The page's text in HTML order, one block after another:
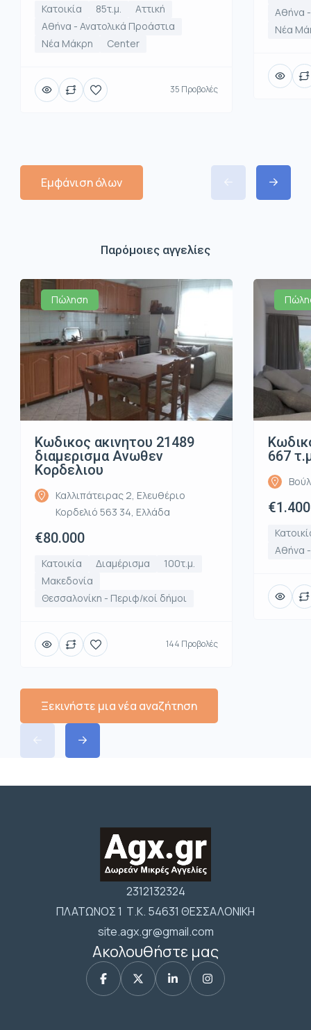
Κατοικία 85τ.μ.
Αττική
Αθήνα - Ανατολικά Προάστια
Νέα Μάκρη
Center
35 Προβολές
Αθήνα
Νέα
Εμφάνιση όλων
Παρόμοιες αγγελίες
Πώληση
Κωδικος ακινητου 21489
διαμερισμα Ανωθεν
Κορδελιου
Καλλιπάτειρας 2, Ελευθέριο
Κορδελιό 563 34, Ελλάδα
€80.000
Κατοικία Διαμέρισμα
100τ.μ.
Μακεδονία
Θεσσαλονίκη - Περιφ/κοί δήμοι
144 Προβολές
667
Αθήνα
Ξεκινήστε μια νέα αναζήτηση
2312132324
ΠΛΑΤΩΝΟΣ 1 Τ.Κ. 54631 ΘΕΣΣΑΛΟΝΙΚΗ
site.agx.gr@gmail.com
Ακολουθήστε μας